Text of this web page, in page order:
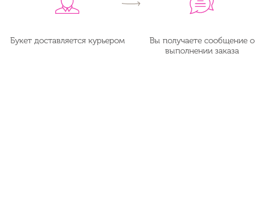
Букет доставляется курьером
Вы получаете сообщение о
выполнении заказа